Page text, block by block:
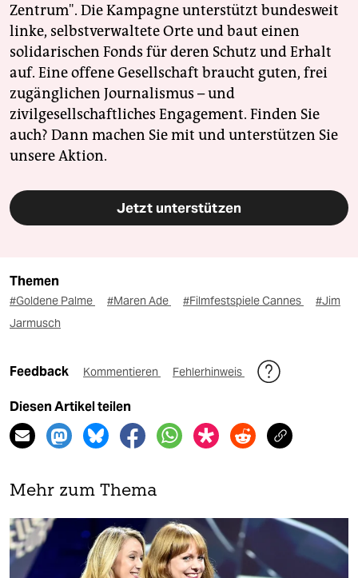
Zentrum". Die Kampagne unterstützt bundesweit
linke, selbstverwaltete Orte und baut einen
solidarischen Fonds für deren Schutz und Erhalt
auf. Eine offene Gesellschaft braucht guten, frei
zugänglichen Journalismus – und
zivilgesellschaftliches Engagement. Finden Sie
auch? Dann machen Sie mit und unterstützen Sie
unsere Aktion.
Jetzt unterstützen
Themen
#Goldene Palme #Maren Ade #Filmfestspiele Cannes
#Jim
Jarmusch
Feedback Kommentieren Fehlerhinweis
Diesen Artikel teilen
Mehr zum Thema